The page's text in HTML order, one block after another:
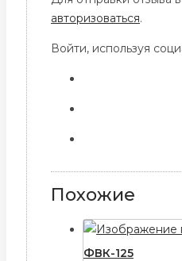
авторизоваться.
Войти, используя
Похожие
ФВК-125